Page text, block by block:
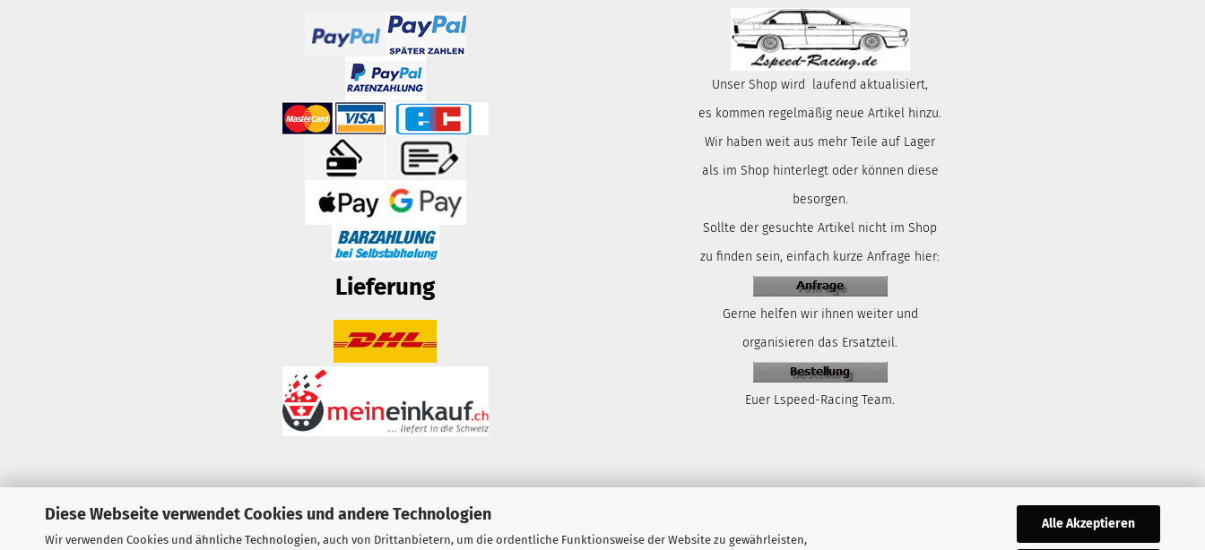
Diese Webseite verwendet Cookies und andere Technologien
Wir verwenden Cookies und ähnliche Technologien, auch von Drittanbietern, um die ordentliche Funktionsweise der Website zu gewährleisten,
Alle Akzeptieren
Lieferung
Unser Shop wird laufend aktualisiert,
es kommen regelmäßig neue Artikel hinzu.
Wir haben weit aus mehr Teile auf Lager
als im Shop hinterlegt oder können diese
besorgen.
Sollte der gesuchte Artikel nicht im Shop
zu finden sein, einfach kurze Anfrage hier:
Gerne helfen wir ihnen weiter und
organisieren das Ersatzteil.
Euer Lspeed-Racing Team.
Vertrag widerrufen